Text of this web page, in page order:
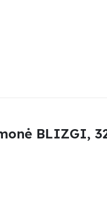
BLIZGI,